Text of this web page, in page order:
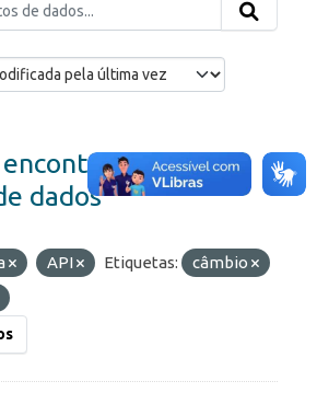
dados
API Etiquetas:
câmbio